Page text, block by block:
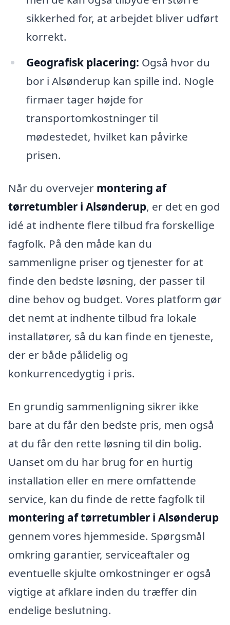
sikkerhed for, at arbejdet bliver udført
korrekt.
Geografisk placering: Også hvor du
bor i Alsønderup kan spille ind. Nogle
firmaer tager højde for
transportomkostninger til
mødestedet, hvilket kan påvirke
prisen.
Når du overvejer montering af
tørretumbler i Alsønderup, er det en god
idé at indhente flere tilbud fra forskellige
fagfolk. På den måde kan du
sammenligne priser og tjenester for at
finde den bedste løsning, der passer til
dine behov og budget. Vores platform gør
det nemt at indhente tilbud fra lokale
installatører, så du kan finde en tjeneste,
der er både pålidelig og
konkurrencedygtig i pris.
En grundig sammenligning sikrer ikke
bare at du får den bedste pris, men også
at du får den rette løsning til din bolig.
Uanset om du har brug for en hurtig
installation eller en mere omfattende
service, kan du finde de rette fagfolk til
montering af tørretumbler i Alsønderup
gennem vores hjemmeside. Spørgsmål
omkring garantier, serviceaftaler og
eventuelle skjulte omkostninger er også
vigtige at afklare inden du træffer din
endelige beslutning.